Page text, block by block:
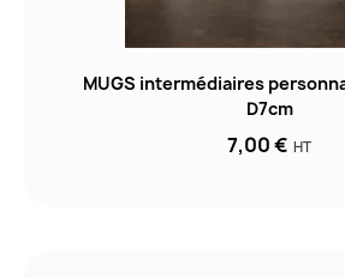
MUGS intermédiaires
D7cm
7,00 € HT